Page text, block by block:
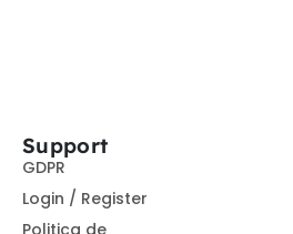
Support
GDPR
Login / Register